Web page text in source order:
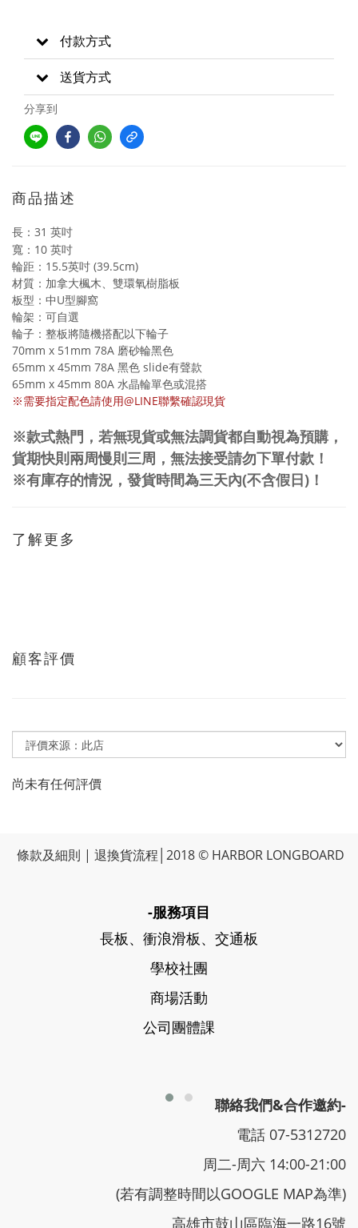
付款方式
送貨方式
分享到
商品描述
長：31 英吋
寬：10 英吋
輪距：15.5英吋 (39.5cm)
材質：加拿大楓木、雙環氧樹脂板
板型：中U型腳窩
輪架：可自選
輪子：整板將隨機搭配以下輪子
70mm x 51mm 78A 磨砂輪黑色
65mm x 45mm 78A 黑色 slide有聲款
65mm x 45mm 80A 水晶輪單色或混搭
※需要指定配色請使用@LINE聯繫確認現貨
※款式熱門，若無現貨或無法調貨都自動視為預購，
貨期快則兩周慢則三周，無法接受請勿下單付款！
※有庫存的情況，發貨時間為三天內(不含假日)！
了解更多
顧客評價
尚未有任何評價
條款及細則 | 退換貨流程 │2018 © HARBOR LONGBOARD
-服務項目
長板、衝浪滑板、交通板
學校社團
商場活動
公司團體課
聯絡我們&合作邀約-
電話 07-5312720
周二-周六 14:00-21:00
(若有調整時間以GOOGLE MAP為準)
高雄市鼓山區臨海一路16號